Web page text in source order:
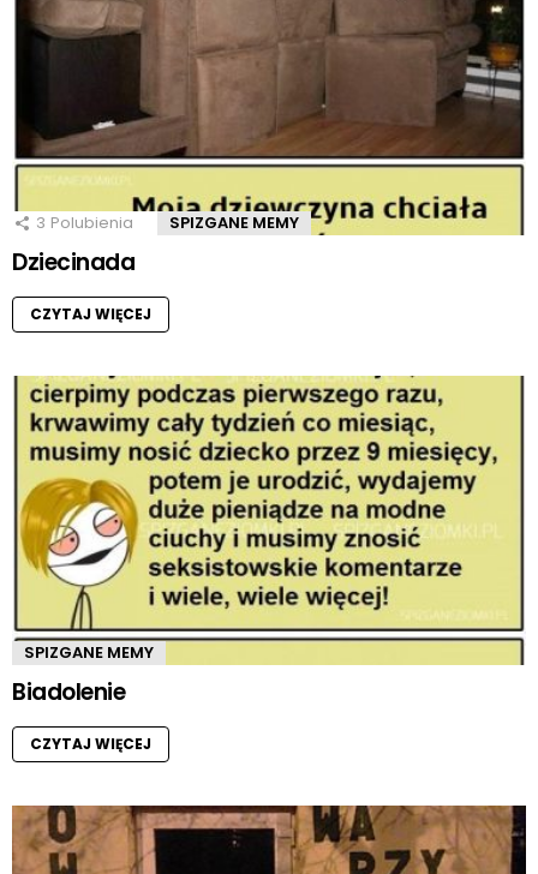
3 Polubienia SPIZGANE MEMY
Dziecinada
CZYTAJ WIĘCEJ
SPIZGANE MEMY
Biadolenie
CZYTAJ WIĘCEJ